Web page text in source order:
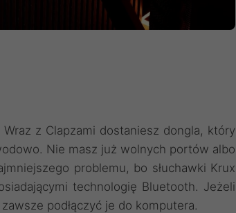
z Clapzami dostaniesz dongla, który
Nie masz już wolnych portów albo
problemu, bo słuchawki Krux
technologię Bluetooth. Jeżeli
podłączyć je do komputera.